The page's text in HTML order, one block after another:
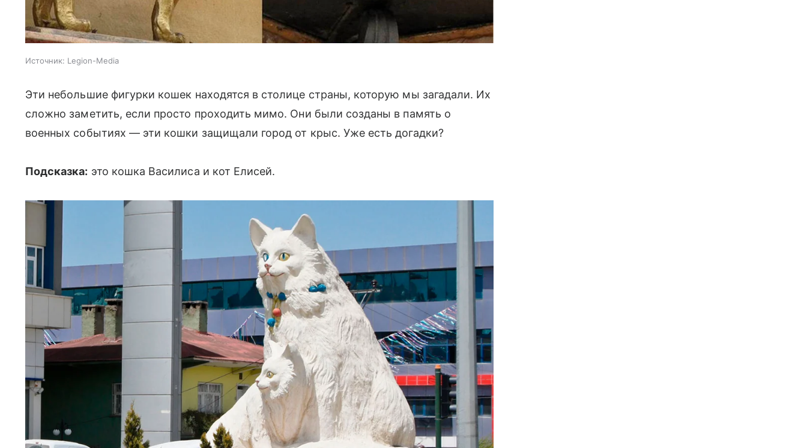
Источник: Legion-Media
Эти небольшие фигурки кошек находятся в столице страны, которую мы загадали. Их
сложно заметить, если просто проходить мимо. Они были созданы в память о
военных событиях — эти кошки защищали город от крыс. Уже есть догадки?
Подсказка: это кошка Василиса и кот Елисей.